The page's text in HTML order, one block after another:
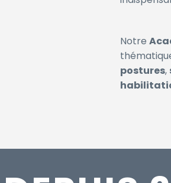
Notre
postures,